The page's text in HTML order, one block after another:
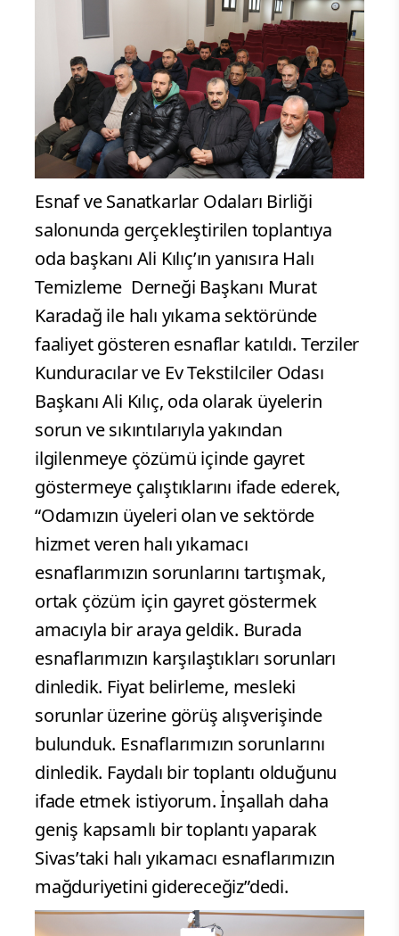
Esnaf ve Sanatkarlar Odaları Birliği
salonunda gerçekleştirilen toplantıya
oda başkanı Ali Kılıç’ın yanısıra Halı
Temizleme Derneği Başkanı Murat
Karadağ ile halı yıkama sektöründe
faaliyet gösteren esnaflar katıldı. Terziler
Kunduracılar ve Ev Tekstilciler Odası
Başkanı Ali Kılıç, oda olarak üyelerin
sorun ve sıkıntılarıyla yakından
ilgilenmeye çözümü içinde gayret
göstermeye çalıştıklarını ifade ederek,
“Odamızın üyeleri olan ve sektörde
hizmet veren halı yıkamacı
esnaflarımızın sorunlarını tartışmak,
ortak çözüm için gayret göstermek
amacıyla bir araya geldik. Burada
esnaflarımızın karşılaştıkları sorunları
dinledik. Fiyat belirleme, mesleki
sorunlar üzerine görüş alışverişinde
bulunduk. Esnaflarımızın sorunlarını
dinledik. Faydalı bir toplantı olduğunu
ifade etmek istiyorum. İnşallah daha
geniş kapsamlı bir toplantı yaparak
Sivas’taki halı yıkamacı esnaflarımızın
mağduriyetini gidereceğiz”dedi.